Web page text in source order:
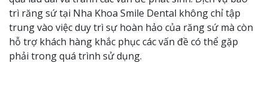
trì răng sứ tại Nha Khoa Smile Dental không chỉ tập
trung vào việc duy trì sự hoàn hảo của răng sứ mà còn
hỗ trợ khách hàng khắc phục các vấn đề có thể gặp
phải trong quá trình sử dụng.